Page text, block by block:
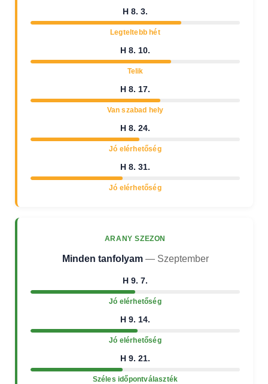
H 8. 3.
Legteltebb hét
H 8. 10.
Telik
H 8. 17.
Van szabad hely
H 8. 24.
Jó elérhetőség
H 8. 31.
Jó elérhetőség
ARANY SZEZON
Minden tanfolyam — Szeptember
H 9. 7.
Jó elérhetőség
H 9. 14.
Jó elérhetőség
H 9. 21.
Széles időpontválaszték